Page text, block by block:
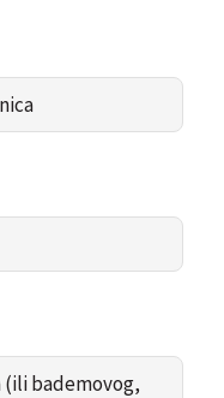
(ili bademovog,